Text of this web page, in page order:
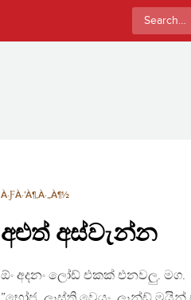
Search
for:
À·ƑÀ·’À¶‚À·„À¶½
අළුත් අස්වැන්න
ඕං අදනං ලෝඩ් එකක් එනවලු. මග.